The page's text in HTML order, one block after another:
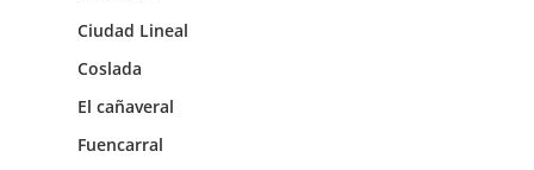
Ciudad Lineal
Coslada
El cañaveral
Fuencarral